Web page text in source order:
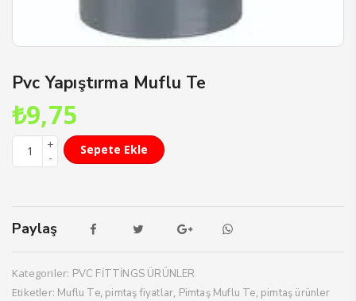
Pvc Yapıştırma Muflu Te
₺9,75
Sepete Ekle
Paylaş
Kategoriler: PVC FİTTİNGS ÜRÜNLER
Etiketler: Muflu Te, pimtaş fiyatlar, Pimtaş Muflu Te, pimtaş ürünler